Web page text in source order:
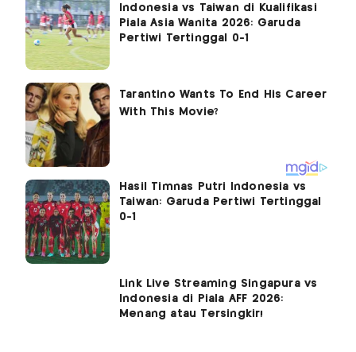
Indonesia vs Taiwan di Kualifikasi
Piala Asia Wanita 2026: Garuda
Pertiwi Tertinggal 0-1
Hasil Timnas Putri Indonesia vs
Taiwan: Garuda Pertiwi Tertinggal
0-1
Link Live Streaming Singapura vs
Indonesia di Piala AFF 2026:
Menang atau Tersingkir!